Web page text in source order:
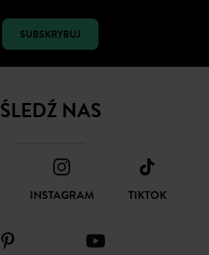
SUBSKRYBUJ
ŚLEDŹ NAS
INSTAGRAM TIKTOK